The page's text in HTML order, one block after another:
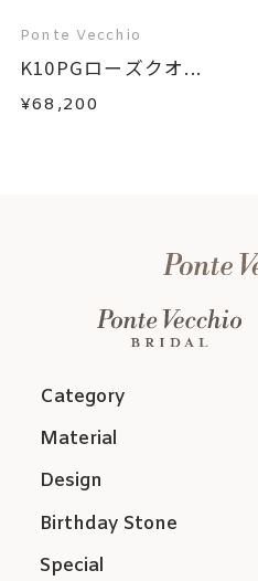
Ponte Vecchio
K10PGローズクオ...
¥68,200
Category
Material
Design
Birthday Stone
Special